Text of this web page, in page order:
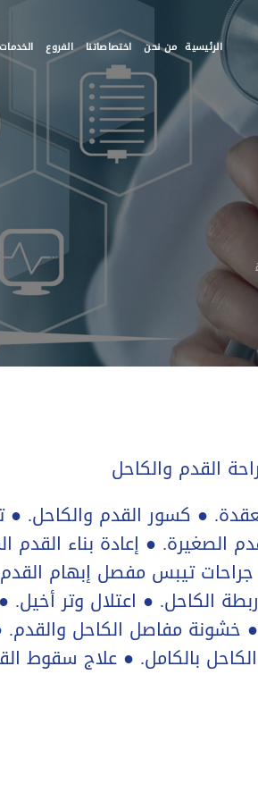
الرئيسية من نحن اختصاصاتنا الفروع الخدمات
القدم والكاحل
● كسور القدم والكاحل. ●
الصغیرة. ● إعادة بناء
تیبس مفصل إبھام
الكاحل. ● اعتلال وتر أخیل.
مفاصل الكاحل والقدم. ●
بالكامل. ● علاج سقوط